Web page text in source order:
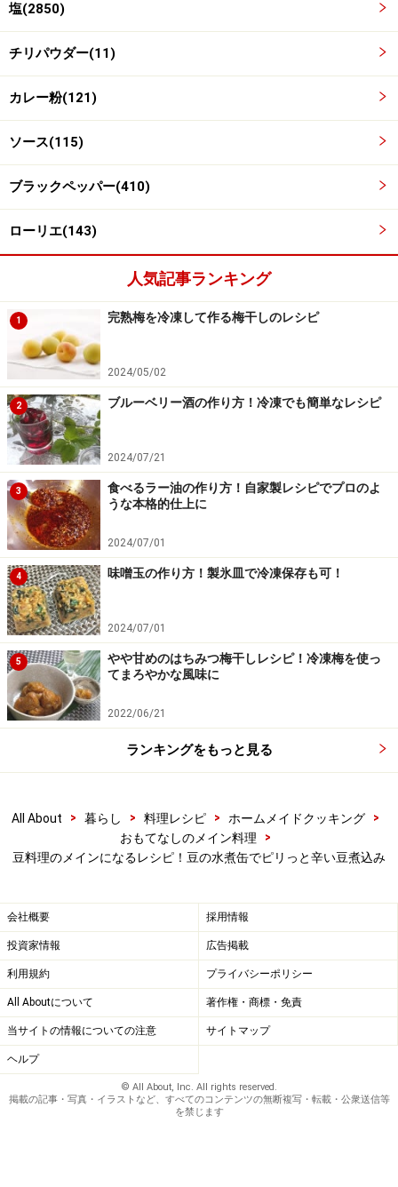
4
中弱火で20分、蓋をあけて中火で10分煮詰める
分ほどかき混ぜながら煮詰めます。塩コショウで味を調
えます。
ワンポイントアドバイス
大豆のほかにミックビーンズやレッドキドニービーンズ
※記事内容は執筆時点のものです。最新の内容をご確認くださ
※衛生面および保存状態に起因して食中毒や体調不良を引き起こ
す場合があります。必ず清潔な状態で、正しい方法で行い、なる
【編集部おすすめの購入サイト】
Amazonで人気レシピの書籍をチェック！
楽天市場で人気レシピの書籍をチェック！
塩(2850)
チリパウダー(11)
カレー粉(121)
ソース(115)
ブラックペッパー(410)
ローリエ(143)
人気記事ランキング
1 完熟梅を冷凍して作る梅干しのレシピ
2024/05/02
2 ブルーベリー酒の作り方！冷凍でも簡単なレシピ
2024/07/21
3
食べるラー油の作り方！自家製レシピでプロのよ
うな本格的仕上に
2024/07/01
4 味噌玉の作り方！製氷皿で冷凍保存も可！
2024/07/01
5
やや甘めのはちみつ梅干しレシピ！冷凍梅を使っ
てまろやかな風味に
2022/06/21
ランキングをもっと見る
All About > 暮らし > 料理レシピ > ホームメイドクッキング
>
おもてなしのメイン料理
>
豆料理のメインになるレシピ！豆の水煮缶でピリっと辛い豆煮込み
会社概要 採用情報
投資家情報 広告掲載
利用規約 プライバシーポリシー
All Aboutについて 著作権・商標・免責
当サイトの情報についての注意 サイトマップ
ヘルプ
© All About, Inc. All rights reserved.
掲載の記事・写真・イラストなど、すべてのコンテンツの無断複写・転載・公衆送信等
を禁じます